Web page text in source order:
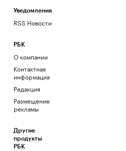
Уведомления
RSS Новости
РБК
О компании
Контактная
информация
Редакция
Размещение
рекламы
Другие
продукты
РБК